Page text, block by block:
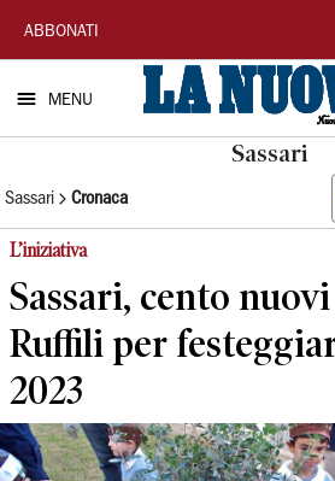
La
Nuova
Sardegna
ABBONATI
MENU
Sassari
Sassari Cronaca
L’iniziativa
Sassari, cento
Ruffili per
2023